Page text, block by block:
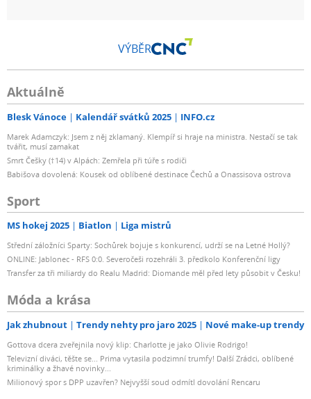
VÝBĚR
Aktuálně
Blesk Vánoce Kalendář svátků 2025 INFO.cz
Marek Adamczyk: Jsem z něj zklamaný. Klempíř si hraje na ministra. Nestačí se tak
tvářit, musí zamakat
Smrt Češky (†14) v Alpách: Zemřela při túře s rodiči
Babišova dovolená: Kousek od oblíbené destinace Čechů a Onassisova ostrova
Sport
MS hokej 2025 Biatlon Liga mistrů
Střední záložníci Sparty: Sochůrek bojuje s konkurencí, udrží se na Letné Hollý?
ONLINE: Jablonec - RFS 0:0. Severočeši rozehráli 3. předkolo Konferenční ligy
Transfer za tři miliardy do Realu Madrid: Diomande měl před lety působit v Česku!
Móda a krása
Jak zhubnout Trendy nehty pro jaro 2025 Nové make-up trendy
Gottova dcera zveřejnila nový klip: Charlotte je jako Olivie Rodrigo!
Televizní diváci, těšte se... Prima vytasila podzimní trumfy! Další Zrádci, oblíbené
kriminálky a žhavé novinky...
Milionový spor s DPP uzavřen? Nejvyšší soud odmítl dovolání Rencaru